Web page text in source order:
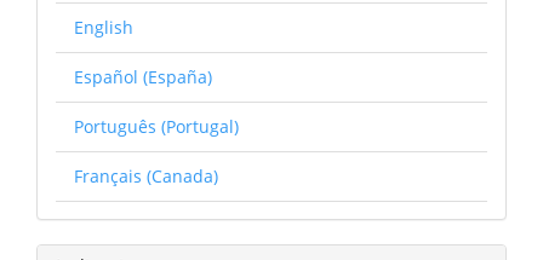
English
Español (España)
Português (Portugal)
Français (Canada)